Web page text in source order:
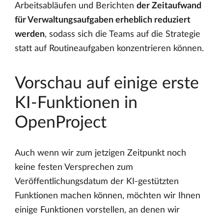
Arbeitsabläufen und Berichten der Zeitaufwand
für Verwaltungsaufgaben erheblich reduziert
werden, sodass sich die Teams auf die Strategie
statt auf Routineaufgaben konzentrieren können.
Vorschau auf einige erste
KI-Funktionen in
OpenProject
Auch wenn wir zum jetzigen Zeitpunkt noch
keine festen Versprechen zum
Veröffentlichungsdatum der KI-gestützten
Funktionen machen können, möchten wir Ihnen
einige Funktionen vorstellen, an denen wir